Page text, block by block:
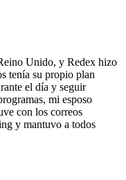
Unido, y Redex hizo
tenía su propio plan
el día y seguir
mi esposo
con los correos
y mantuvo a todos